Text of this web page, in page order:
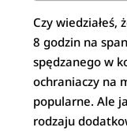
Czy wiedziałeś,
8 godzin na
spędzanego w
ochraniaczy na
popularne. Ale
rodzaju